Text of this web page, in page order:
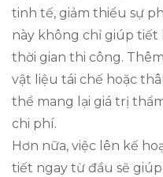
tinh tế, giảm thiểu sự
này không chỉ giúp tiết
thời gian thi công.
vật liệu tái chế hoặc
thể mang lại giá trị
chi phí.
Hơn nữa, việc lên kế
tiết ngay từ đầu sẽ